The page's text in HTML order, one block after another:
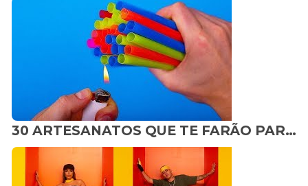
30 ARTESANATOS QUE TE FARÃO PARECER SUPER DESCOLADO